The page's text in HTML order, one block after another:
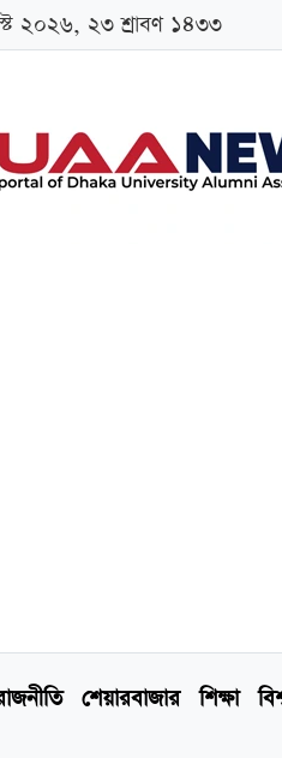
২০২৬, ২৩ শ্রাবণ ১৪৩৩
শেয়ারবাজার শিক্ষা